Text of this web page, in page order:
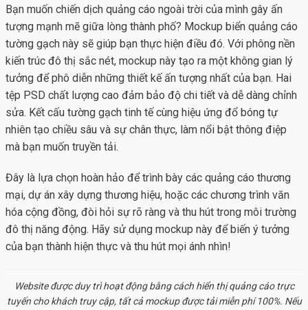
Bạn muốn chiến dịch quảng cáo ngoài trời của mình gây ấn
tượng mạnh mẽ giữa lòng thành phố? Mockup biển quảng cáo
tường gạch này sẽ giúp bạn thực hiện điều đó. Với phông nền
kiến trúc đô thị sắc nét, mockup này tạo ra một không gian lý
tưởng để phô diễn những thiết kế ấn tượng nhất của bạn. Hai
tệp PSD chất lượng cao đảm bảo độ chi tiết và dễ dàng chỉnh
sửa. Kết cấu tường gạch tinh tế cùng hiệu ứng đổ bóng tự
nhiên tạo chiều sâu và sự chân thực, làm nổi bật thông điệp
mà bạn muốn truyền tải.
Đây là lựa chọn hoàn hảo để trình bày các quảng cáo thương
mại, dự án xây dựng thương hiệu, hoặc các chương trình văn
hóa cộng đồng, đòi hỏi sự rõ ràng và thu hút trong môi trường
đô thị năng động. Hãy sử dụng mockup này để biến ý tưởng
của bạn thành hiện thực và thu hút mọi ánh nhìn!
Website được duy trì hoạt động bằng cách hiển thị quảng cáo trực
tuyến cho khách truy cập, tất cả mockupđược tải miễn phí 100%. Nếu